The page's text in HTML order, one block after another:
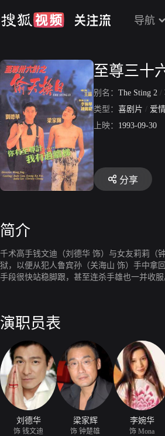
导航
至尊三十
别名： The Sting 2 /
类型： 喜剧片 / 爱
上映： 1993-09-30
分享
简介
千术高手钱文迪（刘德华 饰）与女友莉莉（
狱，以便从犯人鲁宾孙（关海山 饰）手中拿
手段很快站稳脚跟，甚至连杀手雄也一并收
演职员表
刘德华
饰 钱文迪
梁家辉
饰 钟楚雄
李婉华
饰 Mona